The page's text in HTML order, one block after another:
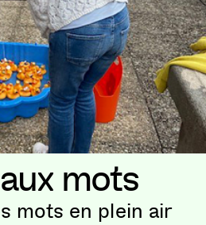
mots
mots en plein air